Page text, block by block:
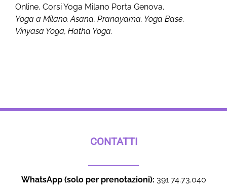
Online, Corsi Yoga Milano Porta Genova.
Yoga a Milano, Asana, Pranayama, Yoga Base,
Vinyasa Yoga, Hatha Yoga.
CONTATTI
WhatsApp (solo per prenotazioni): 391.74.73.040